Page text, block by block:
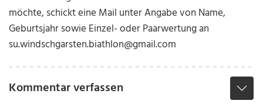
möchte, schickt eine Mail unter Angabe von Name,
Geburtsjahr sowie Einzel- oder Paarwertung an
su.windschgarsten.biathlon@gmail.com
Kommentar verfassen